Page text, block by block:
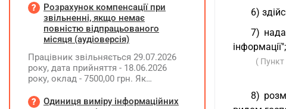
6)
7)
інформації";
( Пункт
8)
заробітної плати (винагороди), для
розрахунку внеску на підтримку
працевлаштування осіб з
інвалідністю?
Розрахунок компенсації при
звільненні, якщо немає
повністю відпрацьованого
місяця (аудіоверсія)
Працівник звільняється 29.07.2026
року, дата прийняття - 18.06.2026
року, оклад - 7500,00 грн. Як
невикористаних днів відпустки при
Одиниця виміру інформаційних